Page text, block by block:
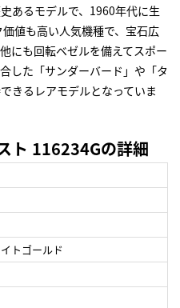
あるモデルで、1960年代に生
値も高い人気機種で、宝石広
にも回転ベゼルを備えてスポー
した「サンダーバード」や「タ
きるレアモデルとなっていま
ト 116234Gの詳細
トゴールド